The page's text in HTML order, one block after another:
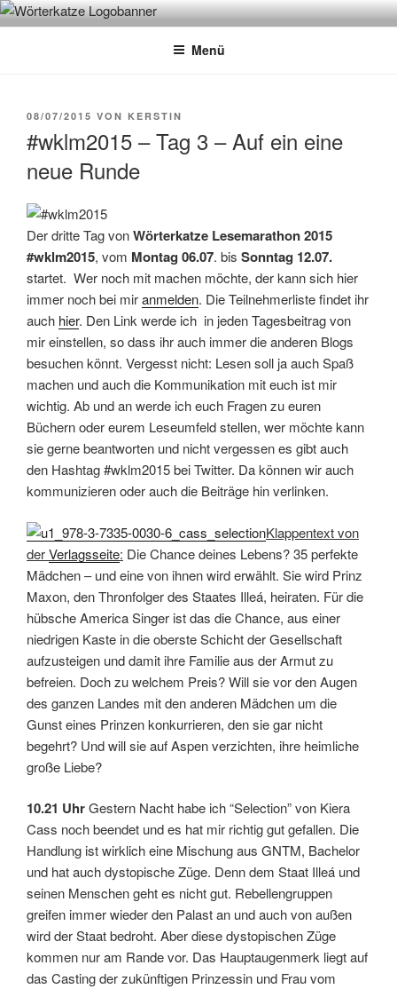
Zum
InhaltWÖRTERKATZE
Von Büchern erzählen
Menü
VERÖFFENTLICHT
08/07/2015 VON KERSTIN
#wklm2015 – Tag 3 – Auf ein eine
neue Runde
Der dritte Tag vonWörterkatze Lesemarathon 2015
#wklm2015, vom Montag 06.07. bis Sonntag 12.07.
startet. Wer noch mit machen möchte, der kann sich hier
immer noch bei miranmelden. Die Teilnehmerliste findet ihr
auch hier. Den Link werde ich in jeden Tagesbeitrag von
mir einstellen, so dass ihr auch immer die anderen Blogs
besuchen könnt. Vergesst nicht: Lesen soll ja auch Spaß
machen und auch die Kommunikation mit euch ist mir
wichtig. Ab und an werde ich euch Fragen zu euren
Büchern oder eurem Leseumfeld stellen, wer möchte kann
sie gerne beantworten und nicht vergessen es gibt auch
den Hashtag #wklm2015 bei Twitter. Da können wir auch
kommunizieren oder auch die Beiträge hin verlinken.
Klappentext von
derVerlagsseite: Die Chance deines Lebens? 35 perfekte
Mädchen – und eine von ihnen wird erwählt. Sie wird Prinz
Maxon, den Thronfolger des Staates Illeá, heiraten. Für die
hübsche America Singer ist das die Chance, aus einer
niedrigen Kaste in die oberste Schicht der Gesellschaft
aufzusteigen und damit ihre Familie aus der Armut zu
befreien. Doch zu welchem Preis? Will sie vor den Augen
des ganzen Landes mit den anderen Mädchen um die
Gunst eines Prinzen konkurrieren, den sie gar nicht
begehrt? Und will sie auf Aspen verzichten, ihre heimliche
große Liebe?
10.21 UhrGestern Nacht habe ich “Selection” von Kiera
Cass noch beendet und es hat mir richtig gut gefallen. Die
Handlung ist wirklich eine Mischung aus GNTM, Bachelor
und hat auch dystopische Züge. Denn dem Staat Illeá und
seinen Menschen geht es nicht gut. Rebellengruppen
greifen immer wieder den Palast an und auch von außen
wird der Staat bedroht. Aber diese dystopischen Züge
kommen nur am Rande vor. Das Hauptaugenmerk liegt auf
das Casting der zukünftigen Prinzessin und Frau vom